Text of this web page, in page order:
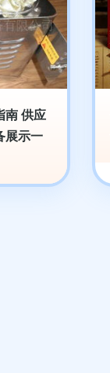
南 供应
展示一